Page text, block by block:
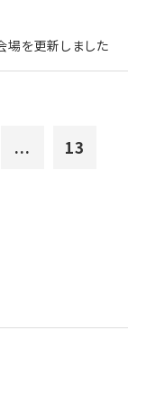
を更新しました
... 13